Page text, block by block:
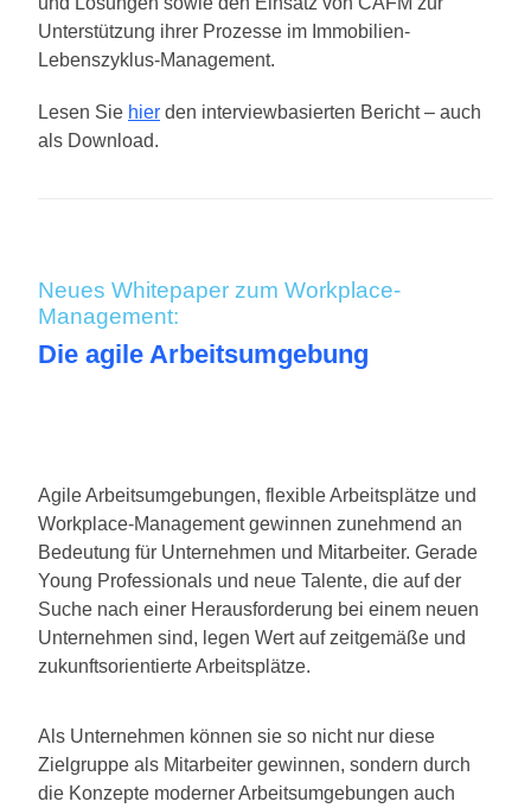
Unterstützung ihrer Prozesse im Immobilien-
Lebenszyklus-Management.
Lesen Sie hier den interviewbasierten Bericht – auch
als Download.
Neues Whitepaper zum Workplace-
Management:
Die agile Arbeitsumgebung
Agile Arbeitsumgebungen, flexible Arbeitsplätze und
Workplace-Management gewinnen zunehmend an
Bedeutung für Unternehmen und Mitarbeiter. Gerade
Young Professionals und neue Talente, die auf der
Suche nach einer Herausforderung bei einem neuen
Unternehmen sind, legen Wert auf zeitgemäße und
zukunftsorientierte Arbeitsplätze.
Als Unternehmen können sie so nicht nur diese
Zielgruppe als Mitarbeiter gewinnen, sondern durch
die Konzepte moderner Arbeitsumgebungen auch